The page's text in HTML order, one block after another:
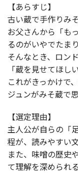
【あらすじ】
古い蔵で手作りみ
お父さんから「も
るのがいやでたま
そんなとき、ロン
「蔵を見せてほし
これがきっかけで
ジュンがみそ蔵で
【選定理由】
主人公が自らの「
程が、読みやすい
また、味噌の歴史
て理解を深められる